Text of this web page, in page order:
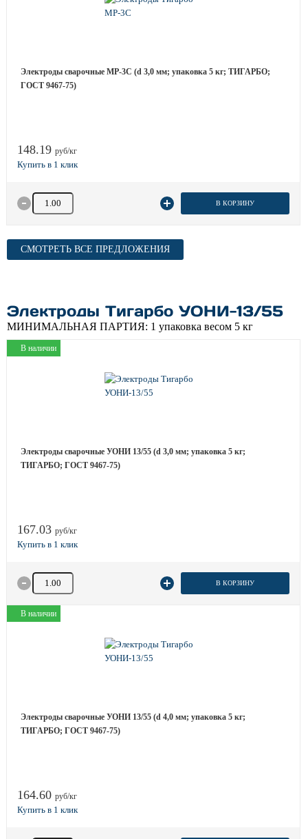
Электроды сварочные МР-3С (d 3,0 мм; упаковка 5 кг; ТИГАРБО;
ГОСТ 9467-75)
148.19 руб/кг
Количество товара В КОРЗИНУ
СМОТРЕТЬ ВСЕ ПРЕДЛОЖЕНИЯ
Электроды Тигарбо УОНИ-13/55
МИНИМАЛЬНАЯ ПАРТИЯ: 1 упаковка весом 5 кг
В наличии
Электроды сварочные УОНИ 13/55 (d 3,0 мм; упаковка 5 кг;
ТИГАРБО; ГОСТ 9467-75)
167.03 руб/кг
Количество товара В КОРЗИНУ
В наличии
Электроды сварочные УОНИ 13/55 (d 4,0 мм; упаковка 5 кг;
ТИГАРБО; ГОСТ 9467-75)
164.60 руб/кг